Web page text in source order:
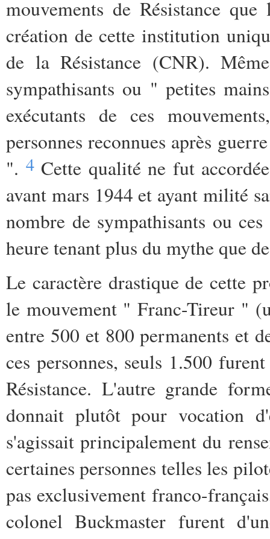
mouvements de Résistance
création de cette institution
de la Résistance (CNR).
sympathisants ou " petites
exécutants de ces
personnes reconnues après
". 4Cette qualité ne fut
avant mars 1944 et ayant milité
nombre de sympathisants ou
heure tenant plus du mythe que
Le caractère drastique de cette
le mouvement " Franc-Tireur "
entre 500 et 800 permanents et
ces personnes, seuls 1.500
Résistance. L'autre grande
donnait plutôt pour vocation
s'agissait principalement du
certaines personnes telles les
pas exclusivement franco-
colonel Buckmaster furent